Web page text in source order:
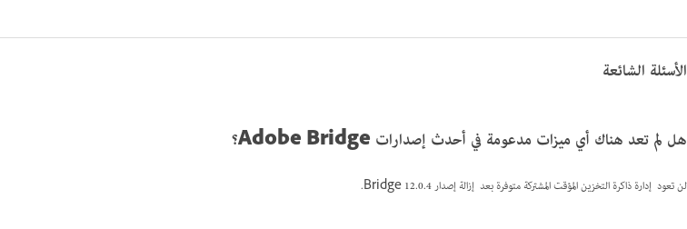
الأسئلة الشائعة
هل لم تعد هناك أي ميزات مدعومة في أحدث إصدارات Adobe Bridge؟
لن تعود إدارة ذاكرة التخزين المؤقت المشتركة متوفرة بعد إزالة إصدار Bridge 12.0.4.